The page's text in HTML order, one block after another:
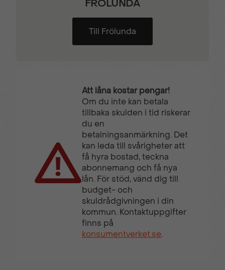
FRÖLUNDA
Till Frölunda
Att låna kostar pengar!
Om du inte kan betala
tillbaka skulden i tid riskerar
du en
betalningsanmärkning. Det
kan leda till svårigheter att
få hyra bostad, teckna
abonnemang och få nya
lån. För stöd, vänd dig till
budget- och
skuldrådgivningen i din
kommun. Kontaktuppgifter
finns på
konsumentverket.se.